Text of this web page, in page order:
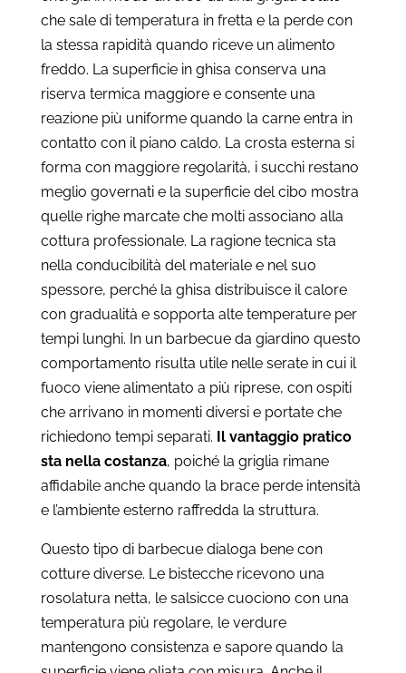
che sale di temperatura in fretta e la perde con
la stessa rapidità quando riceve un alimento
freddo. La superficie in ghisa conserva una
riserva termica maggiore e consente una
reazione più uniforme quando la carne entra in
contatto con il piano caldo. La crosta esterna si
forma con maggiore regolarità, i succhi restano
meglio governati e la superficie del cibo mostra
quelle righe marcate che molti associano alla
cottura professionale. La ragione tecnica sta
nella conducibilità del materiale e nel suo
spessore, perché la ghisa distribuisce il calore
con gradualità e sopporta alte temperature per
tempi lunghi. In un barbecue da giardino questo
comportamento risulta utile nelle serate in cui il
fuoco viene alimentato a più riprese, con ospiti
che arrivano in momenti diversi e portate che
richiedono tempi separati. Il vantaggio pratico
sta nella costanza, poiché la griglia rimane
affidabile anche quando la brace perde intensità
e l’ambiente esterno raffredda la struttura.
Questo tipo di barbecue dialoga bene con
cotture diverse. Le bistecche ricevono una
rosolatura netta, le salsicce cuociono con una
temperatura più regolare, le verdure
mantengono consistenza e sapore quando la